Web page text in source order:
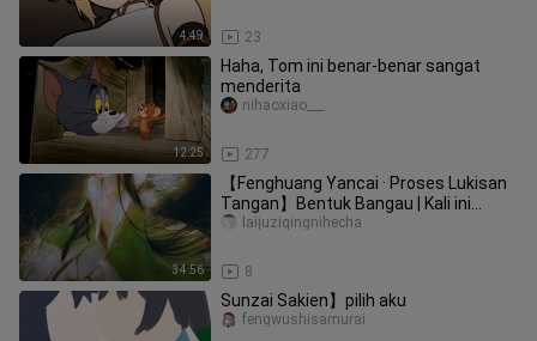
4:49 23
12:25
Haha, Tom ini benar‑benar sangat
menderita
277
nihaoxiao___
34:56
【Fenghuang Yancai · Proses Lukisan
Tangan】Bentuk Bangau | Kali ini
kertas edisi terbatasnya lumayan,
8
laijuziqingnihecha
Sunzai Sakien】pilih aku
fengwushisamurai